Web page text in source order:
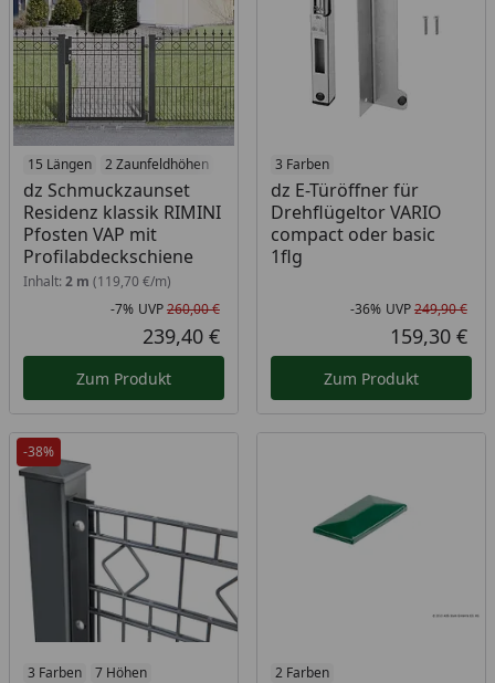
15 Längen 2 Zaunfeldhöhen
dz Schmuckzaunset
Residenz klassik RIMINI
Pfosten VAP mit
Profilabdeckschiene
Inhalt: 2 m (119,70 €/m)
Rabatt in Prozent
-7%
Ursprünglicher Preis
UVP260,00 €
Aktueller Preis
239,40 €
Zum Produkt
3 Farben
dz E-Türöffner für
Drehflügeltor VARIO
compact oder basic
1flg
-36% UVP249,90 €
159,30 €
Zum Produkt
-38%
3 Farben 7 Höhen 2 Farben